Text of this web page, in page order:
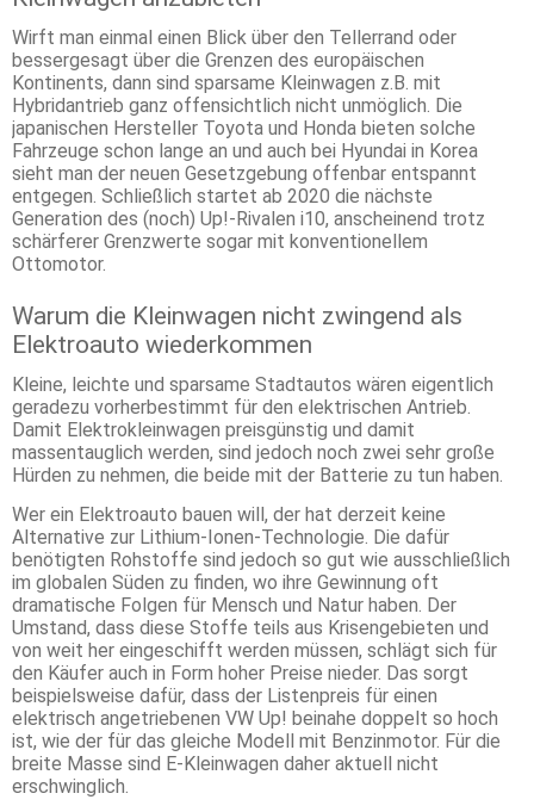
Wirft man einmal einen Blick über den Tellerrand oder
bessergesagt über die Grenzen des europäischen
Kontinents, dann sind sparsame Kleinwagen z.B. mit
Hybridantrieb ganz offensichtlich nicht unmöglich. Die
japanischen Hersteller Toyota und Honda bieten solche
Fahrzeuge schon lange an und auch bei Hyundai in Korea
sieht man der neuen Gesetzgebung offenbar entspannt
entgegen. Schließlich startet ab 2020 die nächste
Generation des (noch) Up!-Rivalen i10, anscheinend trotz
schärferer Grenzwerte sogar mit konventionellem
Ottomotor.
Warum die Kleinwagen nicht zwingend als
Elektroauto wiederkommen
Kleine, leichte und sparsame Stadtautos wären eigentlich
geradezu vorherbestimmt für den elektrischen Antrieb.
Damit Elektrokleinwagen preisgünstig und damit
massentauglich werden, sind jedoch noch zwei sehr große
Hürden zu nehmen, die beide mit der Batterie zu tun haben.
Wer ein Elektroauto bauen will, der hat derzeit keine
Alternative zur Lithium-Ionen-Technologie. Die dafür
benötigten Rohstoffe sind jedoch so gut wie ausschließlich
im globalen Süden zu finden, wo ihre Gewinnung oft
dramatische Folgen für Mensch und Natur haben. Der
Umstand, dass diese Stoffe teils aus Krisengebieten und
von weit her eingeschifft werden müssen, schlägt sich für
den Käufer auch in Form hoher Preise nieder. Das sorgt
beispielsweise dafür, dass der Listenpreis für einen
elektrisch angetriebenen VW Up! beinahe doppelt so hoch
ist, wie der für das gleiche Modell mit Benzinmotor. Für die
breite Masse sind E-Kleinwagen daher aktuell nicht
erschwinglich.